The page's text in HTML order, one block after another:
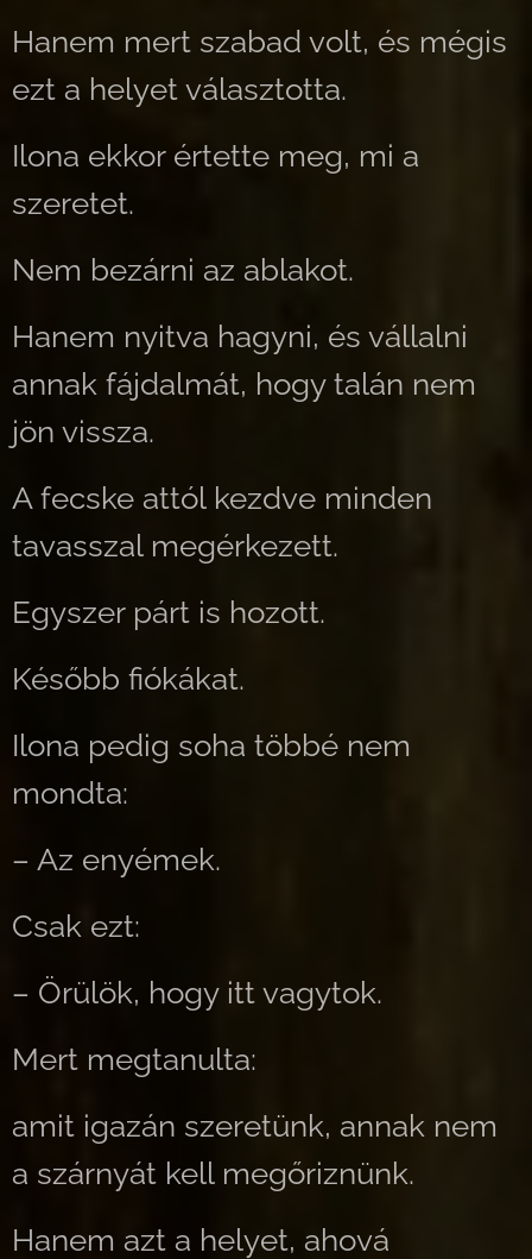
Hanem mert szabad volt, és mégis
ezt a helyet választotta.
Ilona ekkor értette meg, mi a
szeretet.
Nem bezárni az ablakot.
Hanem nyitva hagyni, és vállalni
annak fájdalmát, hogy talán nem
jön vissza.
A fecske attól kezdve minden
tavasszal megérkezett.
Egyszer párt is hozott.
Később fiókákat.
Ilona pedig soha többé nem
mondta:
– Az enyémek.
Csak ezt:
– Örülök, hogy itt vagytok.
Mert megtanulta:
amit igazán szeretünk, annak nem
a szárnyát kell megőriznünk.
Hanem azt a helyet, ahová